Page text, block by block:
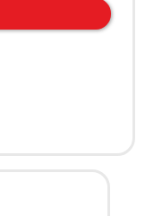
Hizmeti